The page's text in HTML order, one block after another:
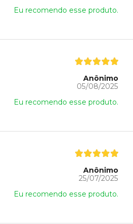
Eu recomendo esse produto.
Anônimo
05/08/2025
Eu recomendo esse produto.
Anônimo
25/07/2025
Eu recomendo esse produto.